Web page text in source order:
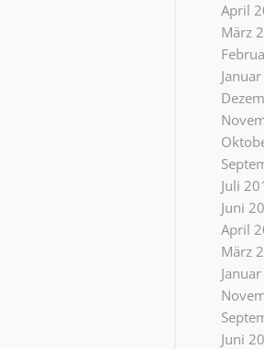
April
März
Juli
Juni
April
März
Juni